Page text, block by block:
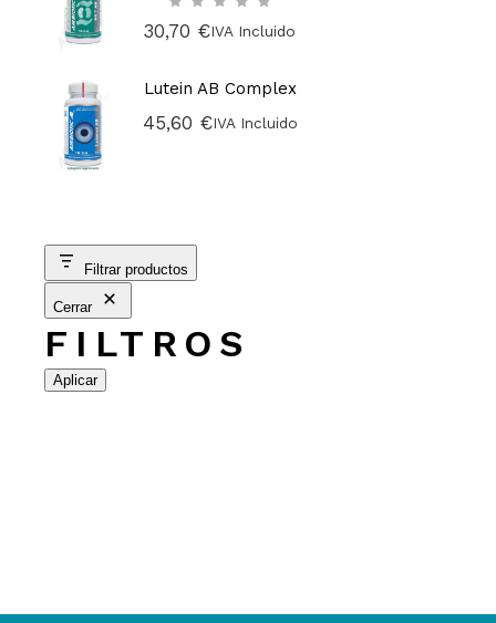
30,70 €IVA Incluido
Lutein AB Complex
45,60 €IVA Incluido
Filtrar productos
Cerrar
FILTROS
Aplicar